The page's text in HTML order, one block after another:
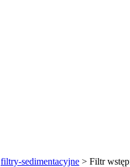
filtry-sedimentacyjne > Filtr